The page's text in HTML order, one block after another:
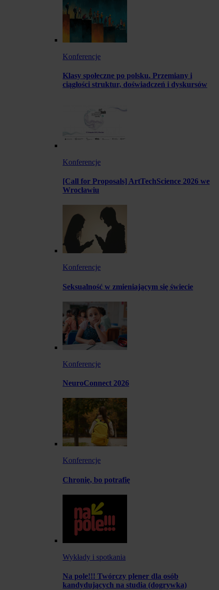
Konferencje
Klasy społeczne po polsku. Przemiany i
ciągłości struktur, doświadczeń i dyskursów
Konferencje
[Call for Proposals] ArtTechScience 2026 we
Wrocławiu
Konferencje
Seksualność w zmieniającym się świecie
Konferencje
NeuroConnect 2026
Konferencje
Chronię, bo potrafię
Wykłady i spotkania
Na pole!!! Twórczy plener dla osób
kandydujących na studia (dogrywka)